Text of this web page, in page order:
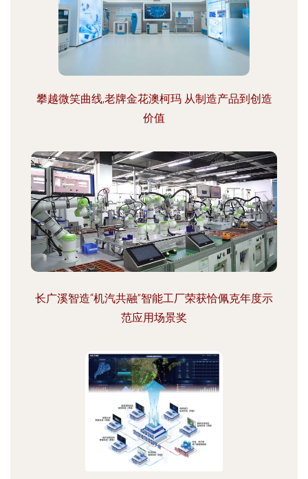
攀越微笑曲线,老牌金花澳柯玛 从制造产品到创造
价值
长广溪智造“机汽共融”智能工厂荣获恰佩克年度示
范应用场景奖